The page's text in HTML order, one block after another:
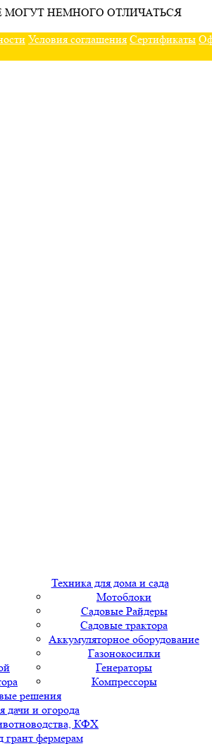
НЕМНОГО ОТЛИЧАТЬСЯ
Условия соглашения Сертификаты
Техника для дома и сада
Мотоблоки
Садовые Райдеры
Садовые трактора
Аккумуляторное оборудование
Газонокосилки
Генераторы
Компрессоры
решения
дачи и огорода
КФХ
грант фермерам